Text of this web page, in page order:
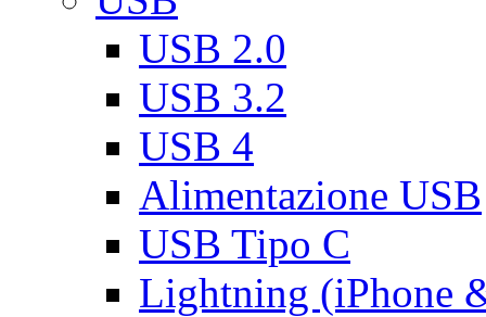
USB 2.0
USB 3.2
USB 4
Alimentazione USB
USB Tipo C
Lightning (iPhone